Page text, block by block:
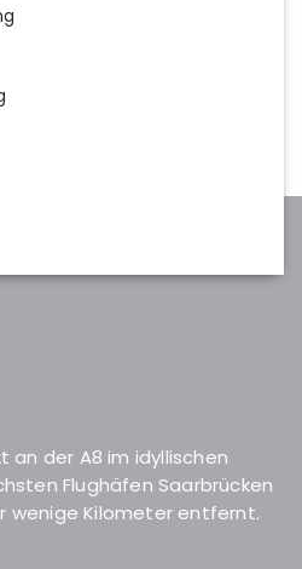
an der A8 im idyllischen
Flughäfen Saarbrücken
wenige Kilometer entfernt.